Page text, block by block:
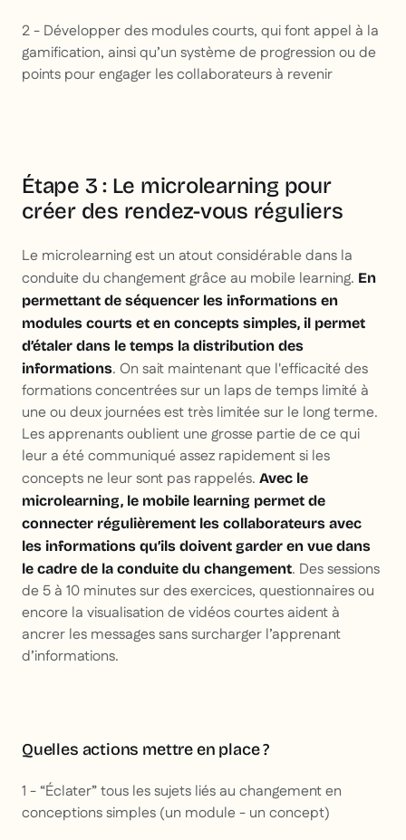
2 - Développer des modules courts, qui font appel à la
gamification, ainsi qu’un système de progression ou de
points pour engager les collaborateurs à revenir
Étape 3 : Le microlearning pour
créer des rendez-vous réguliers
Le microlearning est un atout considérable dans la
conduite du changement grâce au mobile learning. En
permettant de séquencer les informations en
modules courts et en concepts simples, il permet
d’étaler dans le temps la distribution des
informations. On sait maintenant que l'efficacité des
formations concentrées sur un laps de temps limité à
une ou deux journées est très limitée sur le long terme.
Les apprenants oublient une grosse partie de ce qui
leur a été communiqué assez rapidement si les
concepts ne leur sont pas rappelés. Avec le
microlearning, le mobile learning permet de
connecter régulièrement les collaborateurs avec
les informations qu’ils doivent garder en vue dans
le cadre de la conduite du changement. Des sessions
de 5 à 10 minutes sur des exercices, questionnaires ou
encore la visualisation de vidéos courtes aident à
ancrer les messages sans surcharger l’apprenant
d’informations.
Quelles actions mettre en place ?
1 - “Éclater” tous les sujets liés au changement en
conceptions simples (un module - un concept)